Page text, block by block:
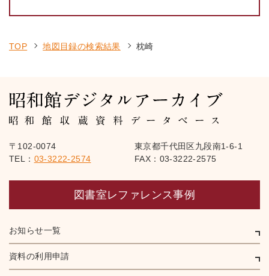
TOP 地図目録の検索結果 枕崎
〒102-0074
東京都千代田区九段南1-6-1
TEL： 03-3222-2574 FAX：03-3222-2575
図書室レファレンス事例
お知らせ一覧
資料の利用申請